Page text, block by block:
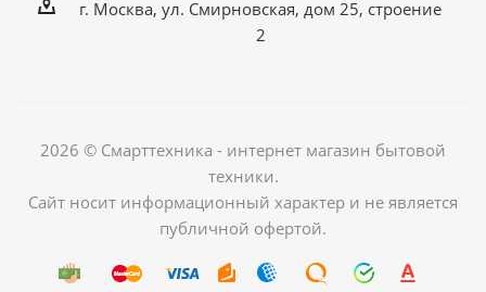
г. Москва, ул. Смирновская, дом 25, строение
2
2026 © Смарттехника - интернет магазин бытовой
техники.
Сайт носит информационный характер и не является
публичной офертой.